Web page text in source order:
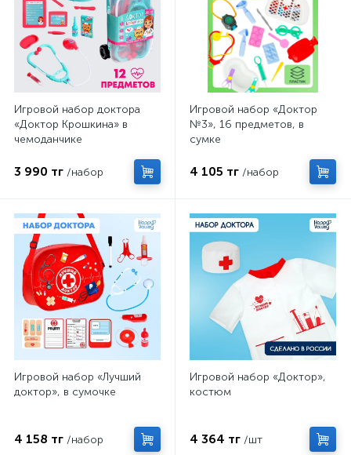
Игровой набор доктора
«Доктор Крошкина» в
чемоданчике
3 990 тг /набор
Игровой набор «Доктор
№3», 16 предметов, в
сумке
4 105 тг /набор
Игровой набор «Лучший
доктор», в сумочке
4 158 тг /набор
Игровой набор «Доктор»,
костюм
4 364 тг /шт